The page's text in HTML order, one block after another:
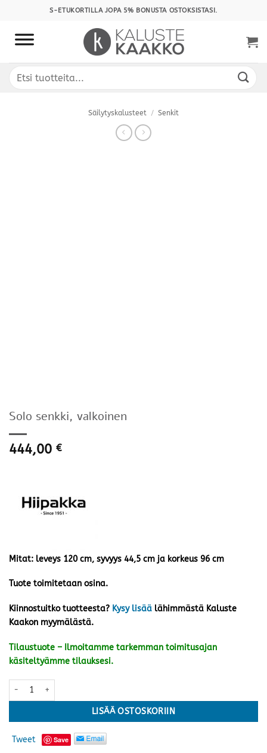
content
S-ETUKORTILLA JOPA 5% BONUSTA OSTOKSISTASI.
Etsi:
Säilytyskalusteet / Senkit
Solo senkki, valkoinen
444,00 €
Mitat: leveys 120 cm, syvyys 44,5 cm ja korkeus 96 cm
Tuote toimitetaan osina.
Kiinnostuitko tuotteesta? Kysy lisää lähimmästä Kaluste
Kaakon myymälästä.
Tilaustuote – Ilmoitamme tarkemman toimitusajan
käsiteltyämme tilauksesi.
Solo senkki, valkoinen määrä
LISÄÄ OSTOSKORIIN
Tweet Save